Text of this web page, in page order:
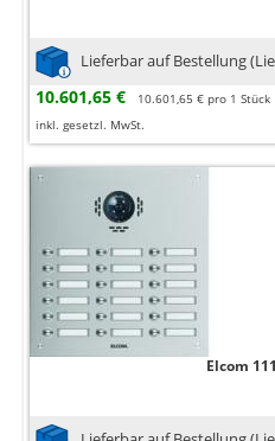
Lieferbar auf Bestellung
10.601,65 €
10.601,65 € pro 1 Stück
inkl. gesetzl. MwSt.
Elcom